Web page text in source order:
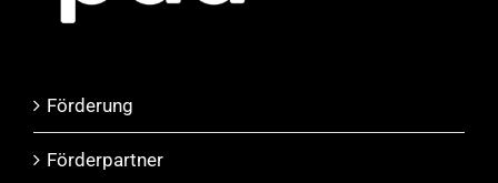
Förderung
Förderpartner